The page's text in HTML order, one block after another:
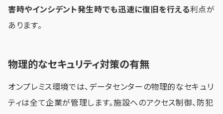
害時やインシデント発生時でも迅速に復旧を行える利点が
あります。
物理的なセキュリティ対策の有無
オンプレミス環境では、データセンターの物理的なセキュリ
ティは全て企業が管理します。施設へのアクセス制御、防犯